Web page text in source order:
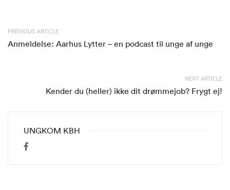
PREVIOUS ARTICLE
Anmeldelse: Aarhus Lytter – en podcast til unge af unge
NEXT ARTICLE
Kender du (heller) ikke dit drømmejob? Frygt ej!
UNGKOM KBH